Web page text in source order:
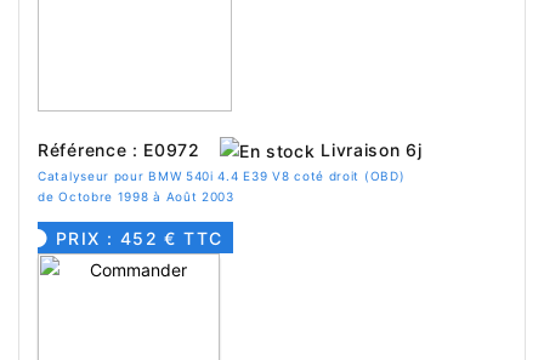
Référence : E0972 Livraison 6j
Catalyseur pour BMW 540i 4.4 E39 V8 coté droit (OBD)
de Octobre 1998 à Août 2003
PRIX : 452 € TTC